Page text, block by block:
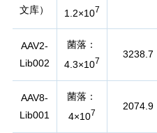
文库）
1.2×107
AAV2-
Lib002
菌落：
4.3×107
3238.7
AAV8-
Lib001
菌落：
4×107
2074.9